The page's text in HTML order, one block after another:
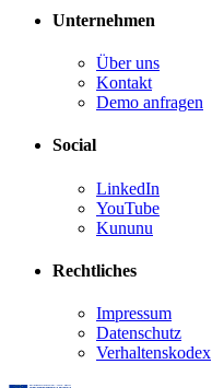
Unternehmen
Über uns
Kontakt
Demo anfragen
Social
LinkedIn
YouTube
Kununu
Rechtliches
Impressum
Datenschutz
Verhaltenskodex